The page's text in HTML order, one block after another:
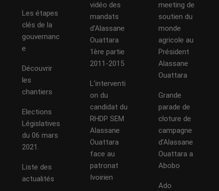
Les étapes
clés de la
gouvernanc
e
Découvrir
les
chantiers
Elections
Législatives
du 06 mars
2021.
Liste des
actualités
vidéo des
mandats
d’Alassane
Ouattara
1ère partie
2011-2015
L’interventi
on du
candidat du
RHDP SEM
Alassane
Ouattara
face au
patronat
Ivoirien
meeting de
soutien du
monde
agricole au
Président
Alassane
Ouattara
Grande
parade de
cloture de
campagne
d’Alassane
Ouattara a
Abobo
Ado